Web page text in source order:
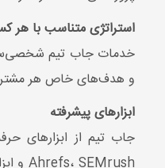
تأکید بر نتایج واقعی
تمرکز جاب تیم بر
افزایش ترافیک
پشتیبانی مستمر
جاب تیم بعد از ارائه